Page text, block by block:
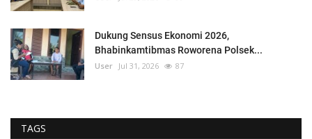
Dukung Sensus Ekonomi 2026,
Bhabinkamtibmas Roworena Polsek...
User Jul 31, 2026 87
TAGS